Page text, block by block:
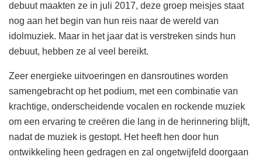
debuut maakten ze in juli 2017, deze groep meisjes staat
nog aan het begin van hun reis naar de wereld van
idolmuziek. Maar in het jaar dat is verstreken sinds hun
debuut, hebben ze al veel bereikt.
Zeer energieke uitvoeringen en dansroutines worden
samengebracht op het podium, met een combinatie van
krachtige, onderscheidende vocalen en rockende muziek
om een ervaring te creëren die lang in de herinnering blijft,
nadat de muziek is gestopt. Het heeft hen door hun
ontwikkeling heen gedragen en zal ongetwijfeld doorgaan